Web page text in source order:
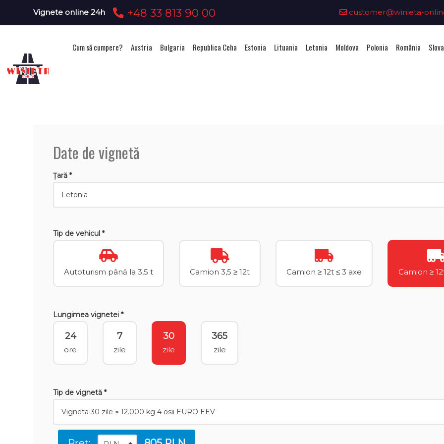
Vignete online 24h +48 33 813 90 00 customer@winieta-
Cum să cumpere? Austria Bulgaria Republica Ceha Estonia Lituania Letonia Moldova Polonia România
Date de vignetă
Țară *
Tip de vehicul *
Autoturism până la 3,5 t Camion 3,5 ≥ 12t Camion ≥ 12t ≤ 3 axe Camion ≥
Lungimea vignetei *
24
ore
7
zile
30
zile
365
zile
Tip de vignetă *